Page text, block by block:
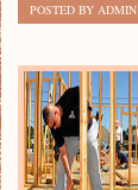
POSTED BY ADMIN